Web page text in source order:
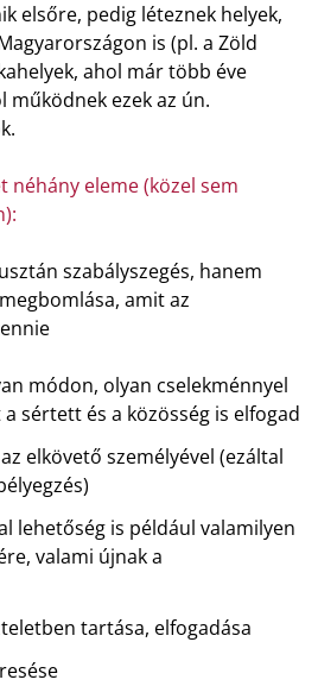
elsőre, pedig léteznek helyek,
is (pl. a Zöld
ahol már több éve
működnek ezek az ún.
néhány eleme (közel sem
szabályszegés, hanem
amit az
módon, olyan cselekménnyel
sértett és a közösség is elfogad
elkövető személyével (ezáltal
lehetőség is például valamilyen
valami újnak a
tartása, elfogadása